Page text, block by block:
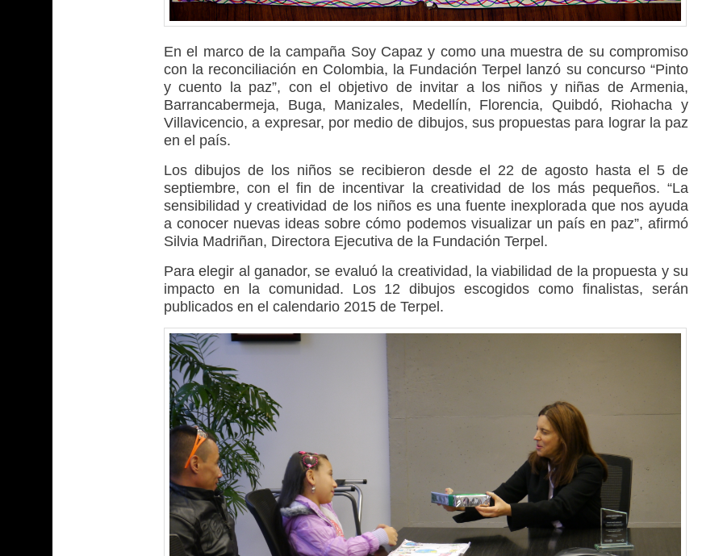
En el marco de la campaña Soy Capaz y como una muestra de su compromiso
con la reconciliación en Colombia, la Fundación Terpel lanzó su concurso “Pinto
y cuento la paz”, con el objetivo de invitar a los niños y niñas de Armenia,
Barrancabermeja, Buga, Manizales, Medellín, Florencia, Quibdó, Riohacha y
Villavicencio, a expresar, por medio de dibujos, sus propuestas para lograr la paz
en el país.
Los dibujos de los niños se recibieron desde el 22 de agosto hasta el 5 de
septiembre, con el fin de incentivar la creatividad de los más pequeños. “La
sensibilidad y creatividad de los niños es una fuente inexplorada que nos ayuda
a conocer nuevas ideas sobre cómo podemos visualizar un país en paz”, afirmó
Silvia Madriñan, Directora Ejecutiva de la Fundación Terpel.
Para elegir al ganador, se evaluó la creatividad, la viabilidad de la propuesta y su
impacto en la comunidad. Los 12 dibujos escogidos como finalistas, serán
publicados en el calendario 2015 de Terpel.